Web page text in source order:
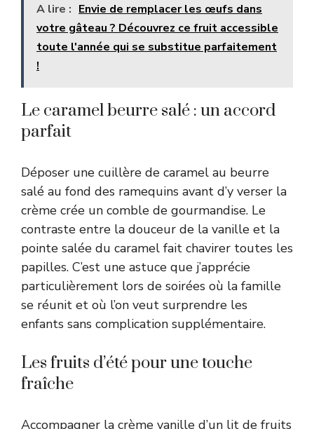
A lire : Envie de remplacer les œufs dans
votre gâteau ? Découvrez ce fruit accessible
toute l'année qui se substitue parfaitement
!
Le caramel beurre salé : un accord
parfait
Déposer une cuillère de caramel au beurre
salé au fond des ramequins avant d’y verser la
crème crée un comble de gourmandise. Le
contraste entre la douceur de la vanille et la
pointe salée du caramel fait chavirer toutes les
papilles. C’est une astuce que j’apprécie
particulièrement lors de soirées où la famille
se réunit et où l’on veut surprendre les
enfants sans complication supplémentaire.
Les fruits d’été pour une touche
fraîche
Accompagner la crème vanille d’un lit de fruits